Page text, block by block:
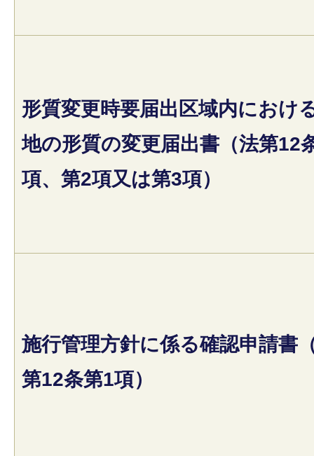
形質変更時要届出区域内におけ
地の形質の変更届出書（法第12
項、第2項又は第3項）
施行管理方針に係る確認申請書
第12条第1項）